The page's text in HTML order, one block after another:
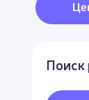
Поиск